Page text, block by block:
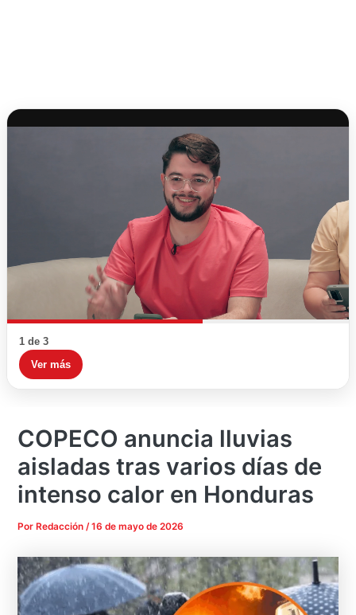
1 de 3
Ver más
COPECO anuncia lluvias
aisladas tras varios días de
intenso calor en Honduras
Por Redacción/16 de mayo de 2026